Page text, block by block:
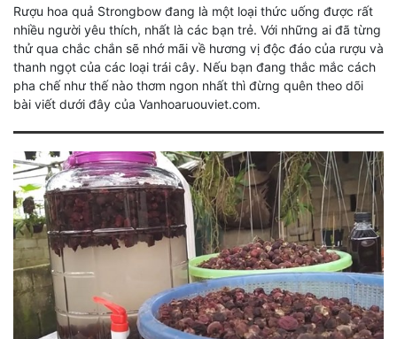
Rượu hoa quả Strongbow đang là một loại thức uống được rất
nhiều người yêu thích, nhất là các bạn trẻ. Với những ai đã từng
thử qua chắc chắn sẽ nhớ mãi về hương vị độc đáo của rượu và
thanh ngọt của các loại trái cây. Nếu bạn đang thắc mắc cách
pha chế như thế nào thơm ngon nhất thì đừng quên theo dõi
bài viết dưới đây của Vanhoaruouviet.com.